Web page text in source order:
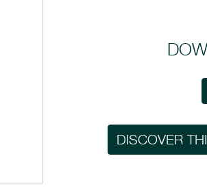
DISCOVER